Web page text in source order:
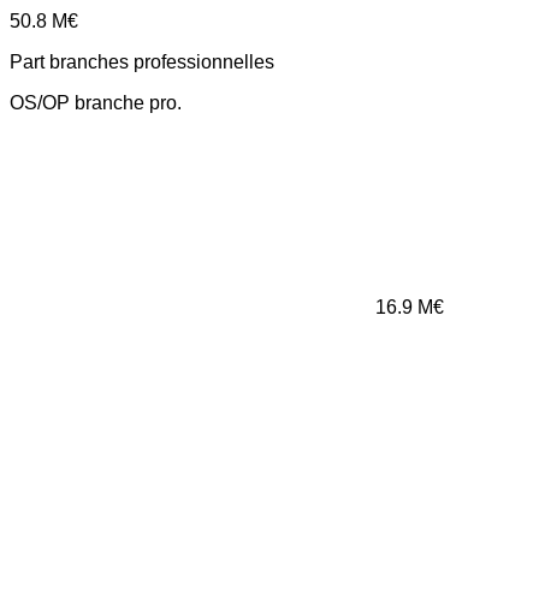
50.8 M€
Part branches professionnelles
OS/OP branche pro.
16.9 M€